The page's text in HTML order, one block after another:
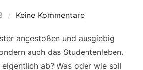
Keine Kommentare
angestoßen und ausgiebig
auch das Studentenleben.
ab? Was oder wie soll